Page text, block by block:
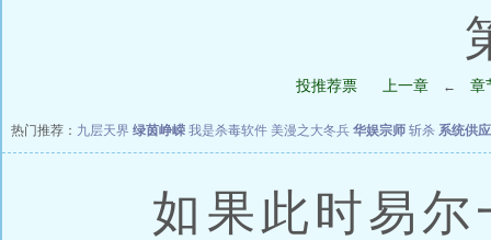
投推荐票 上一章 ← 章
热门推荐： 九层天界 绿茵峥嵘 我是杀毒软件 美漫之大冬兵 华娱宗师 斩杀 系统供
如果此时易尔